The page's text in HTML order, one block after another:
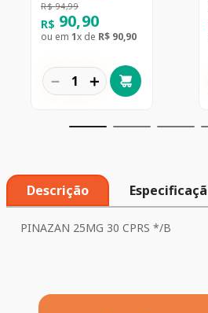
R$ 94,99
R$ 90,90
ou em 1x de R$ 90,90
＋
－
Descrição
PINAZAN 25MG 30 CPRS */B